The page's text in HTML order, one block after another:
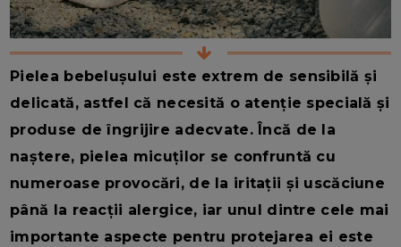
Pielea bebelușului este extrem de sensibilă și
delicată, astfel că necesită o atenție specială și
produse de îngrijire adecvate. Încă de la
naștere, pielea micuților se confruntă cu
numeroase provocări, de la iritații și uscăciune
până la reacții alergice, iar unul dintre cele mai
importante aspecte pentru protejarea ei este